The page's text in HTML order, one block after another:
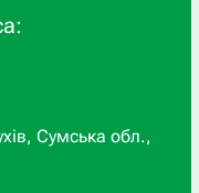
Сумська обл.,